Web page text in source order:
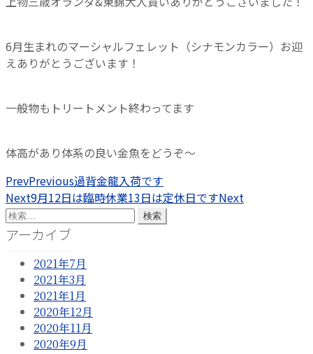
6月生まれのマーシャルフェレット（シナモンカラー）お迎
えありがとうございます！
一般物もトリートメント終わってます
体高があり体系の良い金魚をどうぞ～
PrevPrevious過背金龍入荷です
Next9月12日は臨時休業13日は定休日ですNext
検
索:
アーカイブ
2021年7月
2021年3月
2021年1月
2020年12月
2020年11月
2020年9月